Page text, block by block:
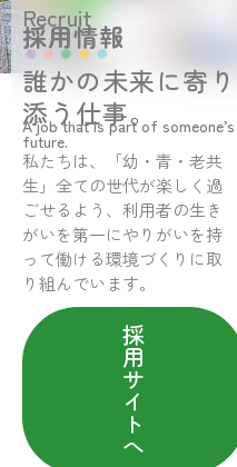
Recruit
採用情報
誰かの未来に寄り
添う仕事。
A job that is part of someone’s
future.
私たちは、「幼・青・老共
生」全ての世代が楽しく過
ごせるよう、利用者の生き
がいを第一にやりがいを持
って働ける環境づくりに取
り組んでいます。
採
用
サ
イ
ト
へ